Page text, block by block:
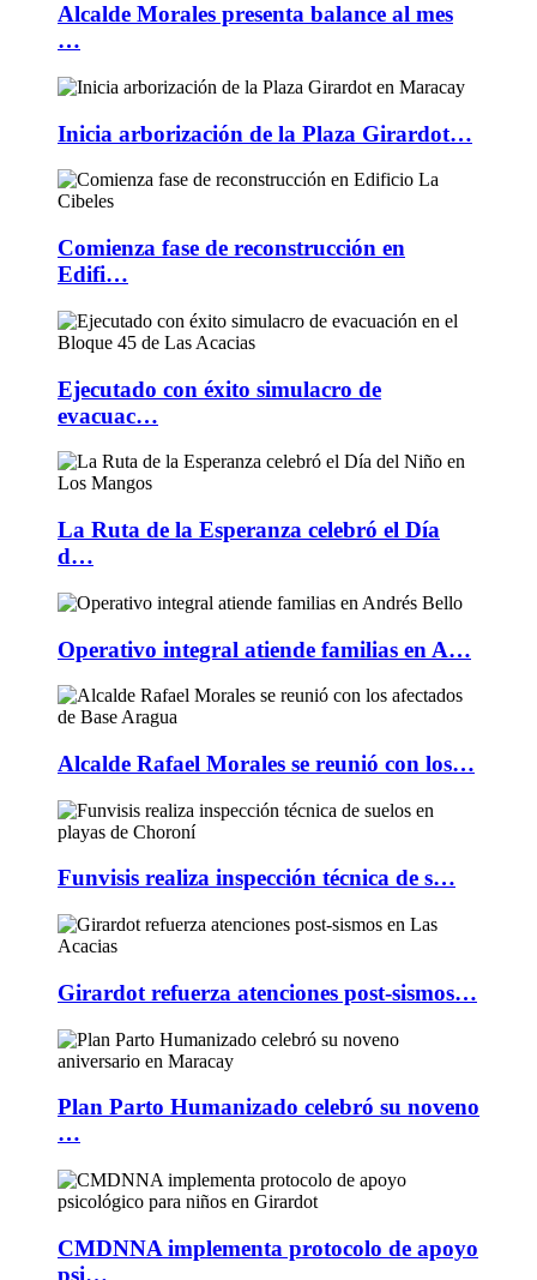
Alcalde Morales presenta balance al mes
…
Inicia arborización de la Plaza Girardot…
Comienza fase de reconstrucción en
Edifi…
Ejecutado con éxito simulacro de
evacuac…
La Ruta de la Esperanza celebró el Día
d…
Operativo integral atiende familias en A…
Alcalde Rafael Morales se reunió con los…
Funvisis realiza inspección técnica de s…
Girardot refuerza atenciones post-sismos…
Plan Parto Humanizado celebró su noveno
…
CMDNNA implementa protocolo de apoyo
psi…